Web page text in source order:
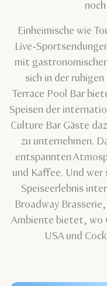
Einheimische wie
Live-
mit
sich in der
Terrace Pool Bar
Speisen der
Culture Bar Gäste
zu unternehmen.
entspannten
und Kaffee. Und wer
Speiseerlebnis
Broadway
Ambiente bietet, wo
USA und